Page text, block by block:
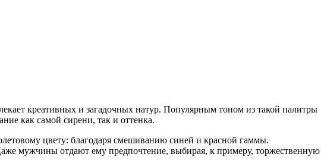
креативных и загадочных натур. Популярным тоном из такой палитры
как самой сирени, так и оттенка.
цвету: благодаря смешиванию синей и красной гаммы.
мужчины отдают ему предпочтение, выбирая, к примеру, торжественную